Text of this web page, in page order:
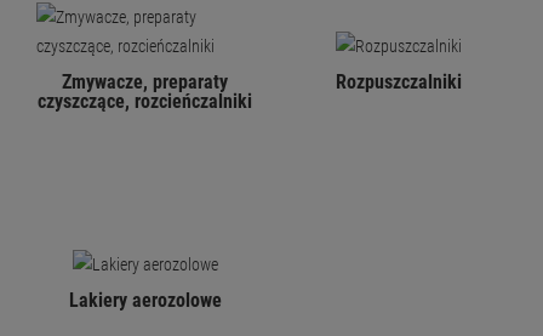
Zmywacze, preparaty
czyszczące, rozcieńczalniki
Rozpuszczalniki
Lakiery aerozolowe